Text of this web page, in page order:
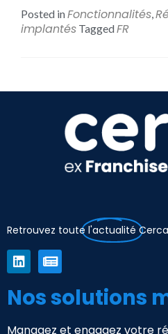
Posted inFonctionnalités,
implantés TaggedFR
Retrouvez toute l'actualité
Nos solutions
Managez et engagez votre